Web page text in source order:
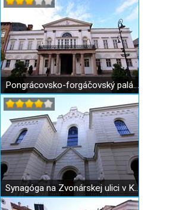
Pongrácovsko-forgáčovský palác v Košiciach
Synagóga na Zvonárskej ulici v Košiciach